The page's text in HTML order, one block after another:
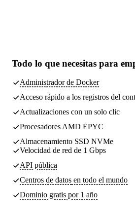
Todo lo que necesitas para
Administrador de Docker
Acceso rápido a los registros del
Actualizaciones con un solo clic
Procesadores AMD EPYC
Almacenamiento SSD NVMe
Velocidad de red de 1 Gbps
API pública
Centros de datos en todo el mundo
Dominio gratis por 1 año